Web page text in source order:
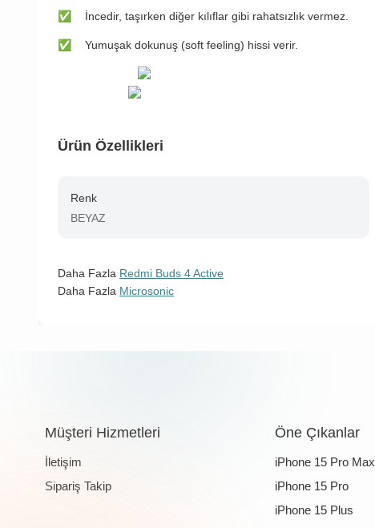
✅ İncedir, taşırken diğer kılıflar gibi rahatsızlık vermez.
✅ Yumuşak dokunuş (soft feeling) hissi verir.
Ürün Özellikleri
Renk
BEYAZ
Daha Fazla Redmi Buds 4 Active
Daha Fazla Microsonic
Müşteri Hizmetleri
İletişim
Sipariş Takip
Öne Çıkanlar
iPhone 15 Pro Max
iPhone 15 Pro
iPhone 15 Plus